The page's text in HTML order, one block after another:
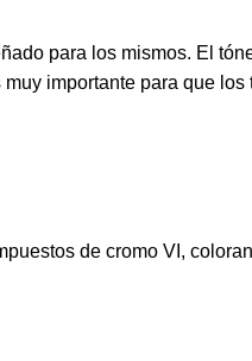
para los mismos. El
importante para que
de cromo VI,